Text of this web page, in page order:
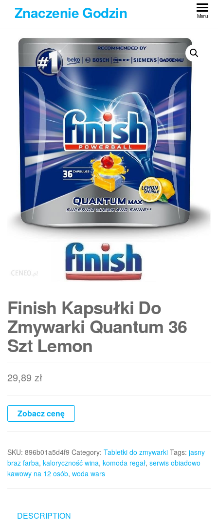
Przejdź
treści
Znaczenie Godzin Menu
Finish Kapsułki Do
Zmywarki Quantum 36
Szt Lemon
29,89 zł
Zobacz cenę
SKU: 896b01a5d4f9 Category: Tabletki do zmywarki Tags: jasny
braz farba, kaloryczność wina, komoda regał, serwis obiadowo
kawowy na 12 osób, woda wars
DESCRIPTION